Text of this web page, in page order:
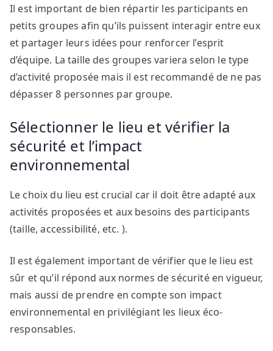
Il est important de bien répartir les participants en
petits groupes afin qu’ils puissent interagir entre eux
et partager leurs idées pour renforcer l’esprit
d’équipe. La taille des groupes variera selon le type
d’activité proposée mais il est recommandé de ne pas
dépasser 8 personnes par groupe.
Sélectionner le lieu et vérifier la
sécurité et l’impact
environnemental
Le choix du lieu est crucial car il doit être adapté aux
activités proposées et aux besoins des participants
(taille, accessibilité, etc. ).
Il est également important de vérifier que le lieu est
sûr et qu’il répond aux normes de sécurité en vigueur,
mais aussi de prendre en compte son impact
environnemental en privilégiant les lieux éco-
responsables.